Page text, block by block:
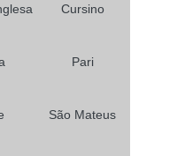
Cursino
Pari
São Mateus